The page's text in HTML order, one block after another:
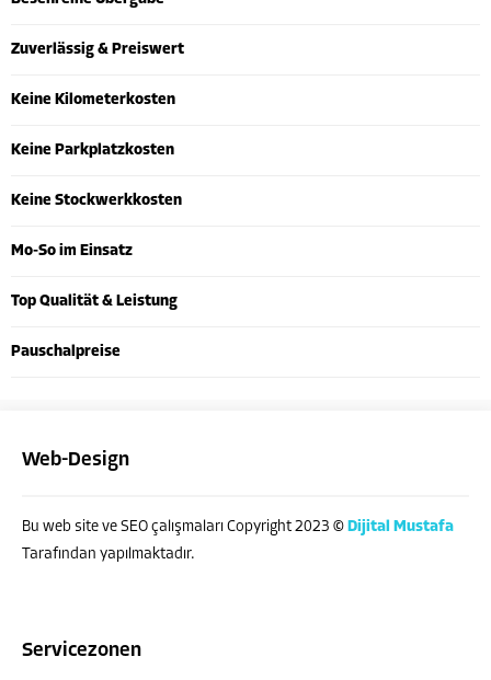
Zuverlässig & Preiswert
Keine Kilometerkosten
Keine Parkplatzkosten
Keine Stockwerkkosten
Mo-So im Einsatz
Top Qualität & Leistung
Pauschalpreise
Web-Design
Bu web site ve SEO çalışmaları Copyright 2023 © Dijital Mustafa
Tarafından yapılmaktadır.
Servicezonen